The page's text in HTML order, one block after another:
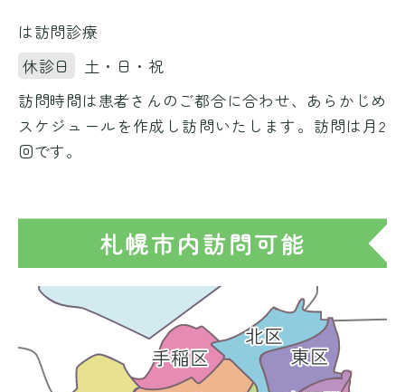
は訪問診療
休診日
土・日・祝
訪問時間は患者さんのご都合に合わせ、あらかじめ
スケジュールを作成し訪問いたします。訪問は月2
回です。
札幌市内訪問可能